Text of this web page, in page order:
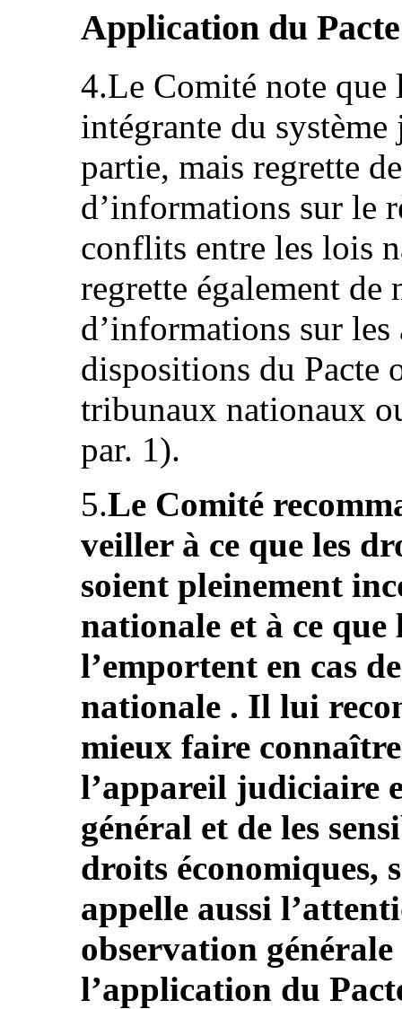
Application du
4.Le Comité note que
intégrante du
partie, mais regrette
d’informations sur le
conflits entre les lois
regrette également de
d’informations sur les
dispositions du Pacte
tribunaux nationaux
par. 1).
5.Le Comité
veiller à ce que les
soient pleinement
nationale et à ce que
l’emportent en cas
nationale . Il lui
mieux faire
l’appareil judiciaire
général et de les
droits économiques,
appelle aussi
observation
l’application du